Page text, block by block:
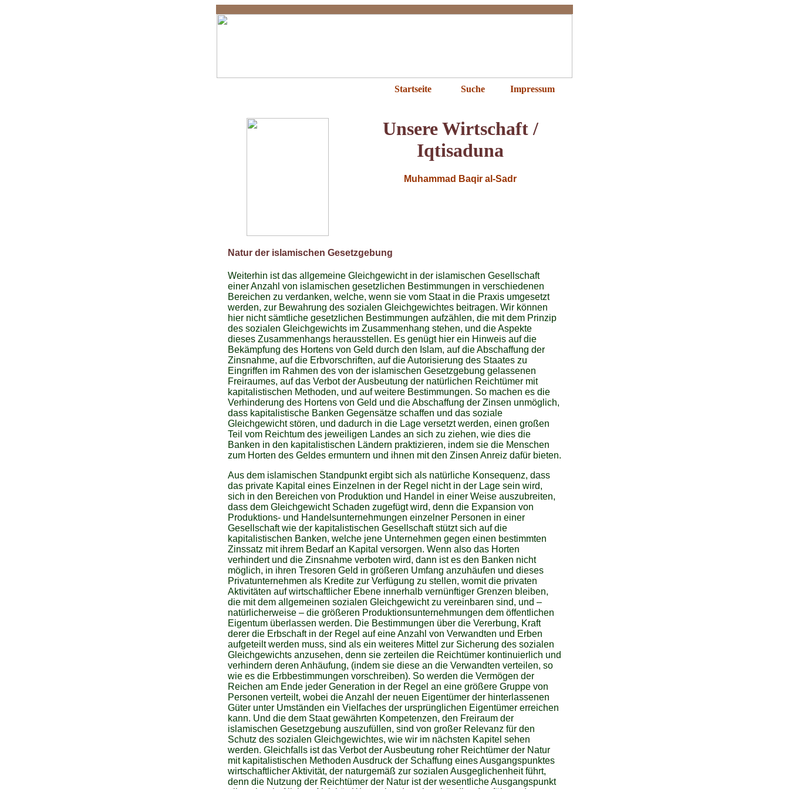
Startseite Suche Impressum
Unsere Wirtschaft /
Iqtisaduna
Muhammad Baqir al-Sadr
Natur der islamischen Gesetzgebung
Weiterhin ist das allgemeine Gleichgewicht in der islamischen Gesellschaft
einer Anzahl von islamischen gesetzlichen Bestimmungen in verschiedenen
Bereichen zu verdanken, welche, wenn sie vom Staat in die Praxis umgesetzt
werden, zur Bewahrung des sozialen Gleichgewichtes beitragen. Wir können
hier nicht sämtliche gesetzlichen Bestimmungen aufzählen, die mit dem Prinzip
des sozialen Gleichgewichts im Zusammenhang stehen, und die Aspekte
dieses Zusammenhangs herausstellen. Es genügt hier ein Hinweis auf die
Bekämpfung des Hortens von Geld durch den Islam, auf die Abschaffung der
Zinsnahme, auf die Erbvorschriften, auf die Autorisierung des Staates zu
Eingriffen im Rahmen des von der islamischen Gesetzgebung gelassenen
Freiraumes, auf das Verbot der Ausbeutung der natürlichen Reichtümer mit
kapitalistischen Methoden, und auf weitere Bestimmungen. So machen es die
Verhinderung des Hortens von Geld und die Abschaffung der Zinsen unmöglich,
dass kapitalistische Banken Gegensätze schaffen und das soziale
Gleichgewicht stören, und dadurch in die Lage versetzt werden, einen großen
Teil vom Reichtum des jeweiligen Landes an sich zu ziehen, wie dies die
Banken in den kapitalistischen Ländern praktizieren, indem sie die Menschen
zum Horten des Geldes ermuntern und ihnen mit den Zinsen Anreiz dafür bieten.
Aus dem islamischen Standpunkt ergibt sich als natürliche Konsequenz, dass
das private Kapital eines Einzelnen in der Regel nicht in der Lage sein wird,
sich in den Bereichen von Produktion und Handel in einer Weise auszubreiten,
dass dem Gleichgewicht Schaden zugefügt wird, denn die Expansion von
Produktions- und Handelsunternehmungen einzelner Personen in einer
Gesellschaft wie der kapitalistischen Gesellschaft stützt sich auf die
kapitalistischen Banken, welche jene Unternehmen gegen einen bestimmten
Zinssatz mit ihrem Bedarf an Kapital versorgen. Wenn also das Horten
verhindert und die Zinsnahme verboten wird, dann ist es den Banken nicht
möglich, in ihren Tresoren Geld in größeren Umfang anzuhäufen und dieses
Privatunternehmen als Kredite zur Verfügung zu stellen, womit die privaten
Aktivitäten auf wirtschaftlicher Ebene innerhalb vernünftiger Grenzen bleiben,
die mit dem allgemeinen sozialen Gleichgewicht zu vereinbaren sind, und –
natürlicherweise – die größeren Produktionsunternehmungen dem öffentlichen
Eigentum überlassen werden. Die Bestimmungen über die Vererbung, Kraft
derer die Erbschaft in der Regel auf eine Anzahl von Verwandten und Erben
aufgeteilt werden muss, sind als ein weiteres Mittel zur Sicherung des sozialen
Gleichgewichts anzusehen, denn sie zerteilen die Reichtümer kontinuierlich und
verhindern deren Anhäufung, (indem sie diese an die Verwandten verteilen, so
wie es die Erbbestimmungen vorschreiben). So werden die Vermögen der
Reichen am Ende jeder Generation in der Regel an eine größere Gruppe von
Personen verteilt, wobei die Anzahl der neuen Eigentümer der hinterlassenen
Güter unter Umständen ein Vielfaches der ursprünglichen Eigentümer erreichen
kann. Und die dem Staat gewährten Kompetenzen, den Freiraum der
islamischen Gesetzgebung auszufüllen, sind von großer Relevanz für den
Schutz des sozialen Gleichgewichtes, wie wir im nächsten Kapitel sehen
werden. Gleichfalls ist das Verbot der Ausbeutung roher Reichtümer der Natur
mit kapitalistischen Methoden Ausdruck der Schaffung eines Ausgangspunktes
wirtschaftlicher Aktivität, der naturgemäß zur sozialen Ausgeglichenheit führt,
denn die Nutzung der Reichtümer der Natur ist der wesentliche Ausgangspunkt